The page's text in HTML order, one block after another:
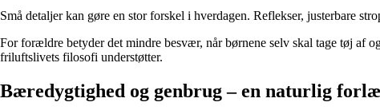
Små detaljer kan gøre en stor forskel i hverdagen. Reflekser, justerbare
For forældre betyder det mindre besvær, når børnene selv skal tage tøj af
friluftslivets filosofi understøtter.
Bæredygtighed og genbrug – en naturlig